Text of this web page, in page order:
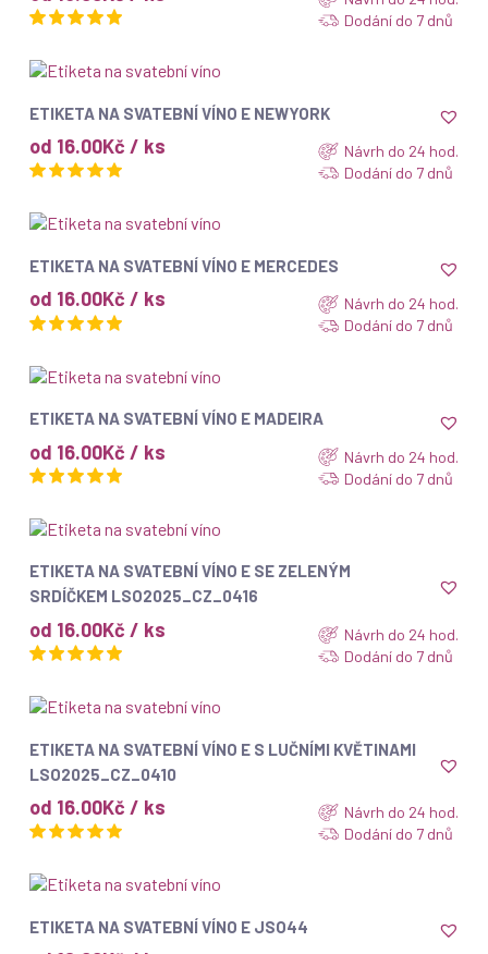
Dodání do 7 dnů
ZOBRAZIT
ETIKETA NA SVATEBNÍ VÍNO E NEWYORK
od 16.00Kč / ks
Návrh do 24 hod.
Dodání do 7 dnů
ZOBRAZIT
ETIKETA NA SVATEBNÍ VÍNO E MERCEDES
od 16.00Kč / ks
Návrh do 24 hod.
Dodání do 7 dnů
ZOBRAZIT
ETIKETA NA SVATEBNÍ VÍNO E MADEIRA
od 16.00Kč / ks
Návrh do 24 hod.
Dodání do 7 dnů
ZOBRAZIT
ETIKETA NA SVATEBNÍ VÍNO E SE ZELENÝM
SRDÍČKEM LSO2025_CZ_0416
od 16.00Kč / ks
Návrh do 24 hod.
Dodání do 7 dnů
ZOBRAZIT
ETIKETA NA SVATEBNÍ VÍNO E S LUČNÍMI KVĚTINAMI
LSO2025_CZ_0410
od 16.00Kč / ks
Návrh do 24 hod.
Dodání do 7 dnů
ZOBRAZIT
ETIKETA NA SVATEBNÍ VÍNO E JSO44